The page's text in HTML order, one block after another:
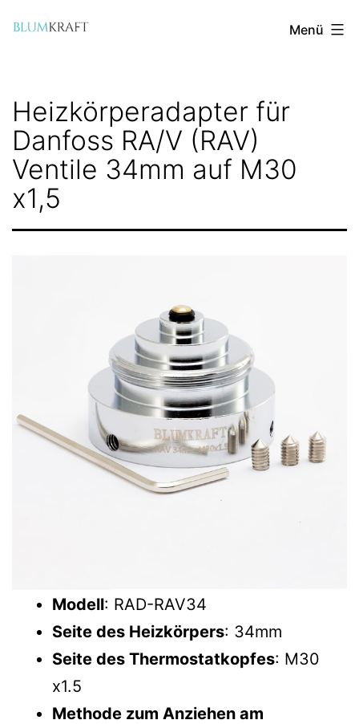
Menü
Heizkörperadapter für
Danfoss RA/V (RAV)
Ventile 34mm auf M30
x1,5
Modell: RAD-RAV34
Seite des Heizkörpers: 34mm
Seite des Thermostatkopfes: M30
x1.5
Methode zum Anziehen am